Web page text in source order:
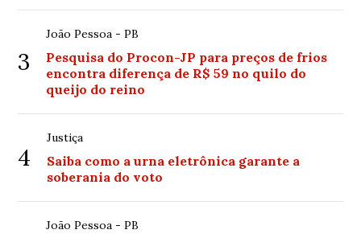
3
João Pessoa - PB
Pesquisa do Procon-JP para preços de frios
encontra diferença de R$ 59 no quilo do
queijo do reino
4
Justiça
Saiba como a urna eletrônica garante a
soberania do voto
João Pessoa - PB